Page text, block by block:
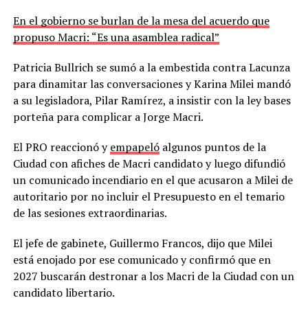
En el gobierno se burlan de la mesa del acuerdo que
propuso Macri: “Es una asamblea radical”
Patricia Bullrich se sumó a la embestida contra Lacunza
para dinamitar las conversaciones y Karina Milei mandó
a su legisladora, Pilar Ramírez, a insistir con la ley bases
porteña para complicar a Jorge Macri.
El PRO reaccionó yempapelóalgunos puntos de la
Ciudad con afiches de Macri candidato y luego difundió
un comunicado incendiario en el que acusaron a Milei de
autoritario por no incluir el Presupuesto en el temario
de las sesiones extraordinarias.
El jefe de gabinete, Guillermo Francos, dijo que Milei
está enojado por ese comunicado y confirmó que en
2027 buscarán destronar a los Macri de la Ciudad con un
candidato libertario.